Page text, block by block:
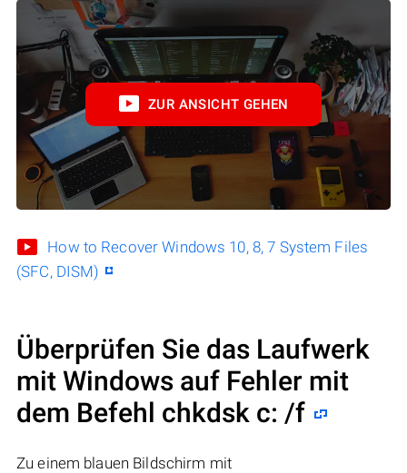
ZUR ANSICHT GEHEN
How to Recover Windows 10, 8, 7 System Files
(SFC, DISM)
Überprüfen Sie das Laufwerk
mit Windows auf Fehler mit
dem Befehl chkdsk c: /f
Zu einem blauen Bildschirm mit